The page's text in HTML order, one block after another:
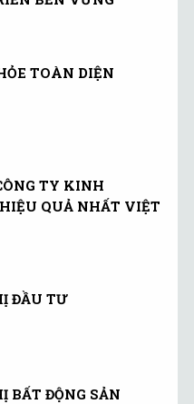
TOÀN DIỆN
TY KINH
QUẢ NHẤT VIỆT
ĐẦU TƯ
BẤT ĐỘNG SẢN